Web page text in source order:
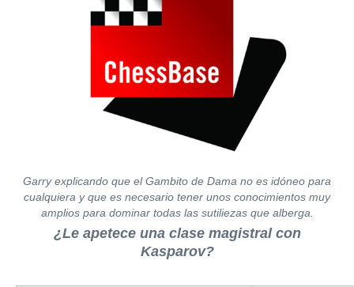
Garry explicando que el Gambito de Dama no es idóneo para
cualquiera y que es necesario tener unos conocimientos muy
amplios para dominar todas las sutiliezas que alberga.
¿Le apetece una clase magistral con
Kasparov?